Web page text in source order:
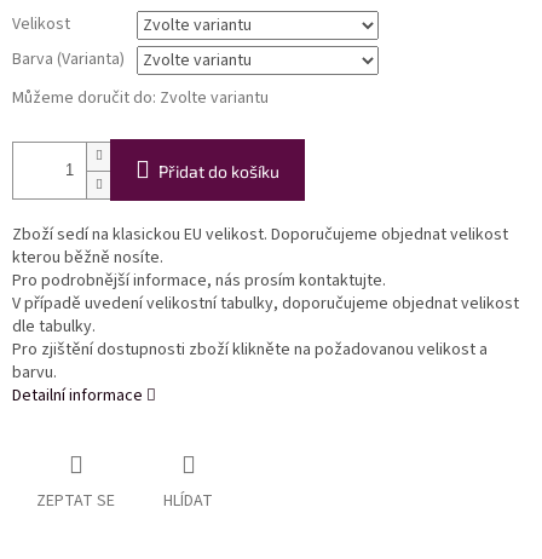
Velikost
Barva (Varianta)
Můžeme doručit do: Zvolte variantu
Přidat do košíku
Zboží sedí na klasickou EU velikost. Doporučujeme objednat velikost
kterou běžně nosíte.
Pro podrobnější informace, nás prosím kontaktujte.
V případě uvedení velikostní tabulky, doporučujeme objednat velikost
dle tabulky.
Pro zjištění dostupnosti zboží klikněte na požadovanou velikost a
barvu.
Detailní informace
ZEPTAT SE HLÍDAT